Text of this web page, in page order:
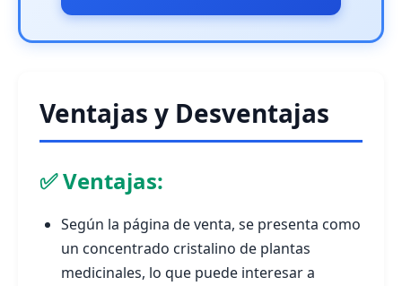
Ventajas y Desventajas
✅ Ventajas:
Según la página de venta, se presenta como
un concentrado cristalino de plantas
medicinales, lo que puede interesar a